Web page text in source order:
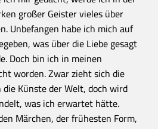
großer Geister vieles über
Unbefangen habe ich mich auf
was über die Liebe gesagt
Doch bin ich in meinen
worden. Zwar zieht sich die
die Künste der Welt, doch wird
was ich erwartet hätte.
Märchen, der frühesten Form,